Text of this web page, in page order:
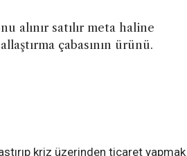
alınır satılır meta haline
çabasının ürünü.
kriz üzerinden ticaret yapmak